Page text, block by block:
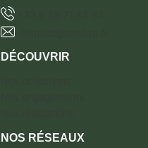
DÉCOUVRIR
NOS RÉSEAUX